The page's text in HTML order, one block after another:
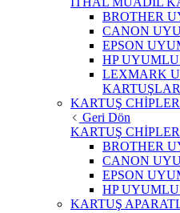
BROTHER
CANON
EPSON
HP
LEXMARK
KARTUŞLAR
KARTUŞ
Geri Dön
KARTUŞ
BROTHER
CANON
EPSON
HP
KARTUŞ